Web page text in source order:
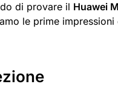
di provare il Huawei
le prime impressioni